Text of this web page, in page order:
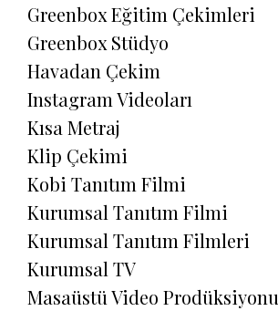
Greenbox Eğitim Çekimleri
Greenbox Stüdyo
Havadan Çekim
Instagram Videoları
Kısa Metraj
Klip Çekimi
Kobi Tanıtım Filmi
Kurumsal Tanıtım Filmi
Kurumsal Tanıtım Filmleri
Kurumsal TV
Masaüstü Video Prodüksiyonu